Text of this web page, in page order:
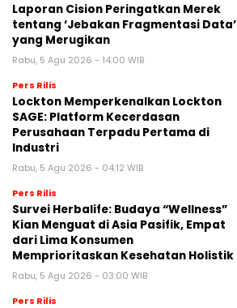
Laporan Cision Peringatkan Merek
tentang ‘Jebakan Fragmentasi Data’
yang Merugikan
Rabu, 5 Agu 2026 - 14:00 WIB
Pers Rilis
Lockton Memperkenalkan Lockton
SAGE: Platform Kecerdasan
Perusahaan Terpadu Pertama di
Industri
Rabu, 5 Agu 2026 - 04:12 WIB
Pers Rilis
Survei Herbalife: Budaya “Wellness”
Kian Menguat di Asia Pasifik, Empat
dari Lima Konsumen
Memprioritaskan Kesehatan Holistik
Rabu, 5 Agu 2026 - 03:00 WIB
Pers Rilis